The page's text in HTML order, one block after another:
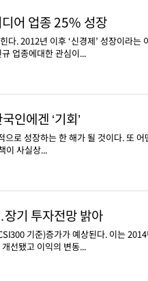
어 업종 25% 성장
다. 2012년 이후 ‘신경제’ 성장이라
업종에대한 관심이...
인에겐 ‘기회’
로 성장하는 한 해가 될 것이다. 또
이 사실상...
기 투자전망 밝아
기준)증가가 예상된다. 이는
선됐고 이익의 변동...